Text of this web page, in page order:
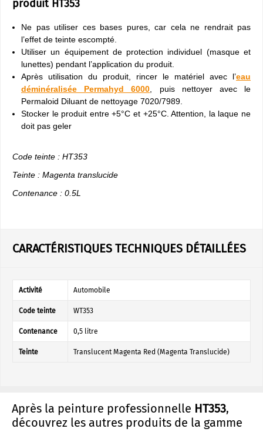
produit HT353
Ne pas utiliser ces bases pures, car cela ne rendrait pas
l’effet de teinte escompté.
Utiliser un équipement de protection individuel (masque et
lunettes) pendant l’application du produit.
Après utilisation du produit, rincer le matériel avec l’eau
déminéralisée Permahyd 6000 , puis nettoyer avec le
Permaloid Diluant de nettoyage 7020/7989.
Stocker le produit entre +5°C et +25°C. Attention, la laque ne
doit pas geler
Code teinte : HT353
Teinte : Magenta translucide
Contenance : 0.5L
CARACTÉRISTIQUES TECHNIQUES DÉTAILLÉES
Activité Automobile
Code teinte WT353
Contenance 0,5 litre
Teinte Translucent Magenta Red (Magenta Translucide)
Après la peinture professionnelle HT353,
découvrez les autres produits de la gamme